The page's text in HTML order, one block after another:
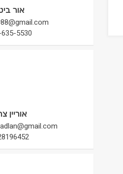
אור
5530
אוריין